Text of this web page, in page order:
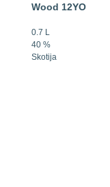
Wood 12YO
0.7 L
40 %
Skotija